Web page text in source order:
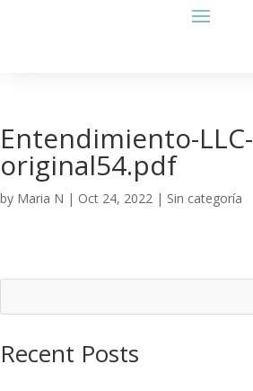
Entendimiento-LLC-
original54.pdf
by Maria N | Oct 24, 2022 | Sin categoría
Recent Posts